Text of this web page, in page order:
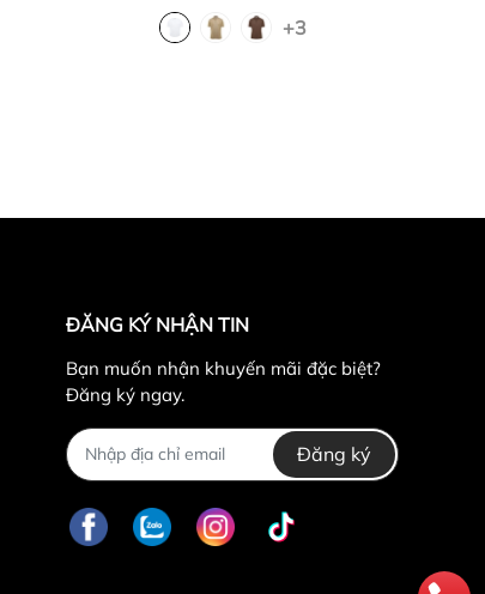
+3
ĐĂNG KÝ NHẬN TIN
Bạn muốn nhận khuyến mãi đặc biệt?
Đăng ký ngay.
Đăng ký